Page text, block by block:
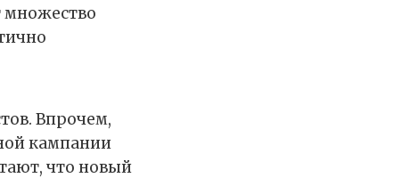
множество
Впрочем,
кампании
что новый